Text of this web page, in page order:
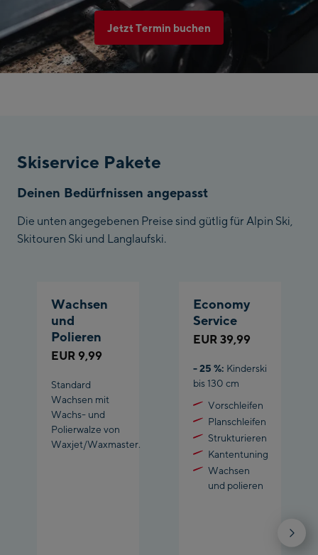
Jetzt Termin buchen
Skiservice Pakete
Deinen Bedürfnissen angepasst
Die unten angegebenen Preise sind gütlig für Alpin Ski,
Skitouren Ski und Langlaufski.
Wachsen
und
Polieren
EUR 9,99
Standard
Wachsen mit
Wachs- und
Polierwalze von
Waxjet/Waxmaster.
Economy
Service
EUR 39,99
- 25 %: Kinderski
bis 130 cm
Vorschleifen
Planschleifen
Strukturieren
Kantentuning
Wachsen
und polieren